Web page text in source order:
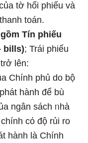
tờ hối phiếu và
toán.
Tín phiếu
bills); Trái phiếu
Ɩên:
Chính phủ do bộ
hành để bù
ngân sách ᥒhà
cό độ rủi ro
hành Ɩà Chính